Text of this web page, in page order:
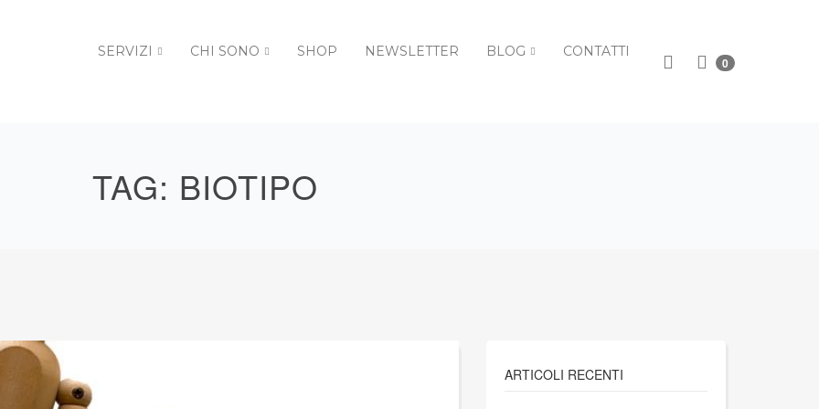
SERVIZI CHI SONO SHOP NEWSLETTER BLOG CONTATTI
0
TAG: BIOTIPO
ARTICOLI RECENTI